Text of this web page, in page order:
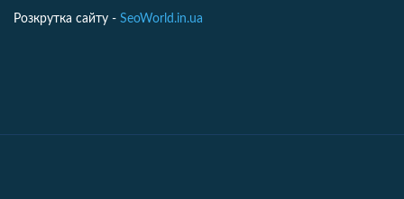
Розкрутка сайту - SeoWorld.in.ua